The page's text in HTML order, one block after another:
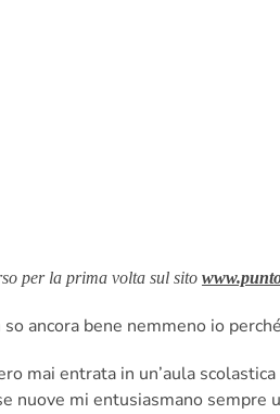
per la prima volta sul sito
so ancora bene nemmeno io
mai entrata in un’aula
nuove mi entusiasmano sempre